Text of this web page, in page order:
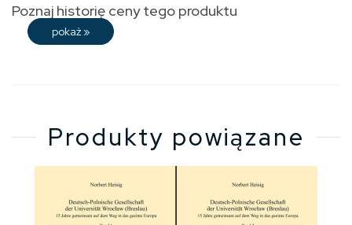
Poznaj historię ceny tego produktu
pokaż »
Produkty powiązane